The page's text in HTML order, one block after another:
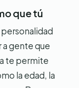
que tú
a gente que
te permite
la edad, la